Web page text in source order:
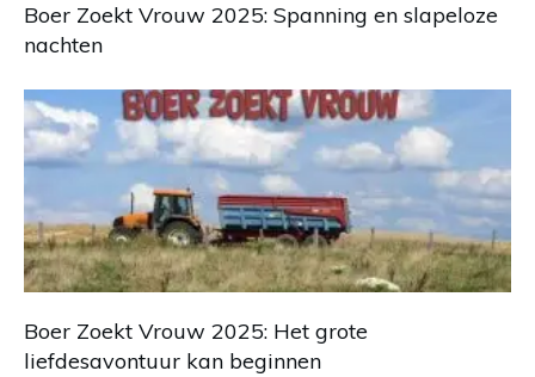
Boer Zoekt Vrouw 2025: Spanning en slapeloze
nachten
Boer Zoekt Vrouw 2025: Het grote
liefdesavontuur kan beginnen